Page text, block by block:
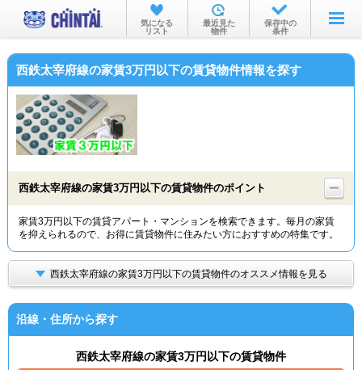
お部屋を探す
沿線・駅から
物件特集から
TOP
気になる
リスト
最近見た
物件
保存中の
条件
西鉄太宰府線の家賃3万円以下の賃貸物件情報を探す
西鉄太宰府線の家賃3万円以下の賃貸物件のポイント
家賃3万円以下の賃貸アパート・マンションを検索できます。毎月の家賃
を抑えられるので、お得に賃貸物件に住みたい方におすすめの特集です。
西鉄太宰府線の家賃3万円以下の賃貸物件のオススメ情報を見る
沿線・住所から探す
西鉄太宰府線の家賃3万円以下の賃貸物件